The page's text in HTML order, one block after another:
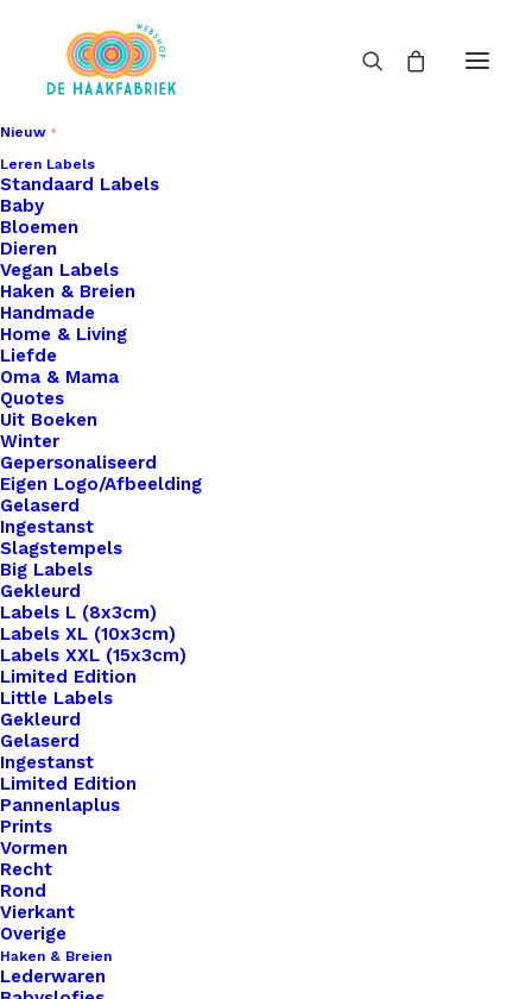
Nieuw
Leren Labels
Standaard Labels
Baby
Bloemen
Dieren
Vegan Labels
Haken & Breien
Handmade
Home & Living
Liefde
Oma & Mama
Quotes
Uit Boeken
Winter
Gepersonaliseerd
Eigen Logo/Afbeelding
Gelaserd
Ingestanst
Slagstempels
Big Labels
Gekleurd
Labels L (8x3cm)
Labels XL (10x3cm)
Labels XXL (15x3cm)
Limited Edition
Little Labels
Gekleurd
Gelaserd
Ingestanst
Limited Edition
Pannenlaplus
Prints
Vormen
Recht
Rond
Vierkant
Overige
Haken & Breien
Lederwaren
Home
Haken & Breien
Steekmarkeerders Bloemetje Roze Goud 2021
Steekmarkeerders
Bloemetje Roze Goud
2021
€6,95
Voeg een persoonlijk tintje toe aan je handwerk